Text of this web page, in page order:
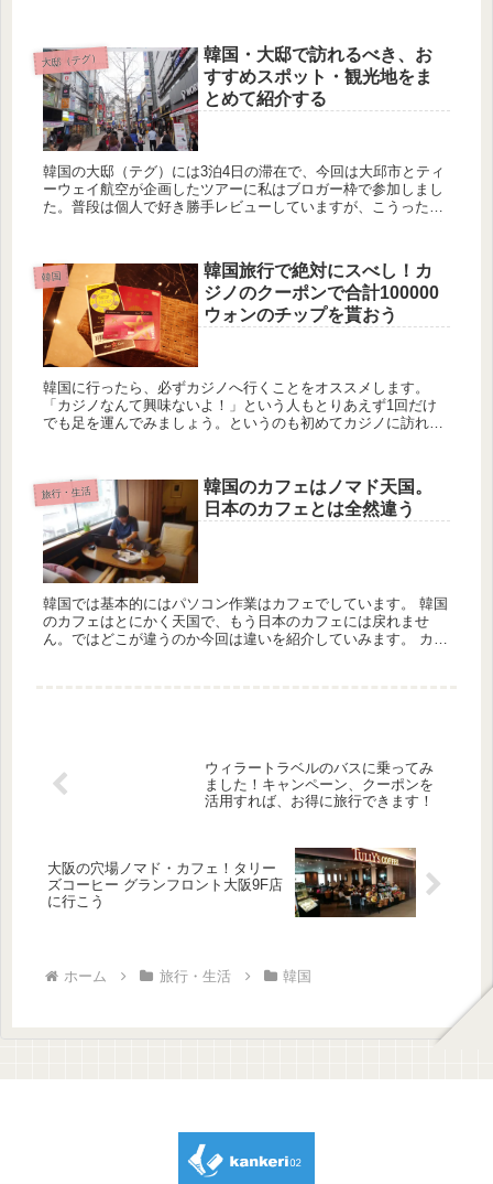
大邸（テグ）
韓国・大邸で訪れるべき、お
すすめスポット・観光地をま
とめて紹介する
韓国の大邸（テグ）には3泊4日の滞在で、今回は大邱市とティ
ーウェイ航空が企画したツアーに私はブロガー枠で参加しまし
た。普段は個人で好き勝手レビューしていますが、こうった企
韓国
韓国旅行で絶対にスべし！カ
ジノのクーポンで合計100000
ウォンのチップを貰おう
韓国に行ったら、必ずカジノへ行くことをオススメします。
「カジノなんて興味ないよ！」という人もとりあえず1回だけ
でも足を運んでみましょう。というのも初めてカジノに訪れる
旅行・生活
韓国のカフェはノマド天国。
日本のカフェとは全然違う
韓国では基本的にはパソコン作業はカフェでしています。 韓国
のカフェはとにかく天国で、もう日本のカフェには戻れませ
ん。ではどこが違うのか今回は違いを紹介していみます。 カフ
ウィラートラベルのバスに乗ってみ
ました！キャンペーン、クーポンを
活用すれば、お得に旅行できます！
大阪の穴場ノマド・カフェ！タリー
ズコーヒー グランフロント大阪9F店
に行こう
ホーム 旅行・生活 韓国